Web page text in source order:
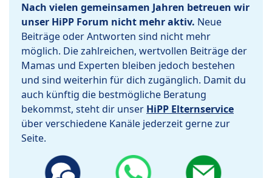
Nach vielen gemeinsamen Jahren betreuen wir
unser HiPP Forum nicht mehr aktiv. Neue
Beiträge oder Antworten sind nicht mehr
möglich. Die zahlreichen, wertvollen Beiträge der
Mamas und Experten bleiben jedoch bestehen
und sind weiterhin für dich zugänglich. Damit du
auch künftig die bestmögliche Beratung
bekommst, steht dir unser HiPP Elternservice
über verschiedene Kanäle jederzeit gerne zur
Seite.